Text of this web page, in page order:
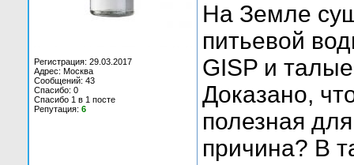
Регистрация: 29.03.2017
Адрес: Москва
Сообщений: 43
Спасибо: 0
Спасибо 1 в 1 посте
Репутация: 6
На Земле
питьевой
GISP и
Доказано,
полезная
причина? В